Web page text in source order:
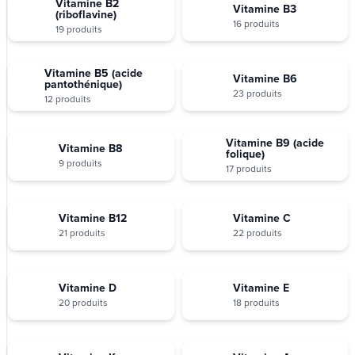
(riboflavine)
19 produits
Vitamine B3
16 produits
Vitamine B5 (acide
pantothénique)
12 produits
Vitamine B6
23 produits
Vitamine B8
9 produits
Vitamine B9 (acide
folique)
17 produits
Vitamine B12
21 produits
Vitamine C
22 produits
Vitamine D
20 produits
Vitamine E
18 produits